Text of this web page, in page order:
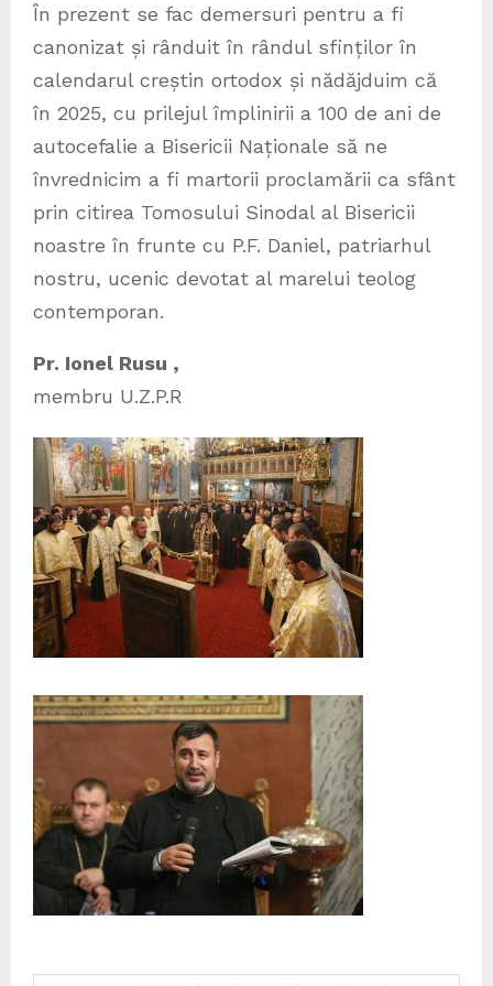
În prezent se fac demersuri pentru a fi
canonizat și rânduit în rândul sfinților în
calendarul creștin ortodox și nădăjduim că
în 2025, cu prilejul împlinirii a 100 de ani de
autocefalie a Bisericii Naționale să ne
învrednicim a fi martorii proclamării ca sfânt
prin citirea Tomosului Sinodal al Bisericii
noastre în frunte cu P.F. Daniel, patriarhul
nostru, ucenic devotat al marelui teolog
contemporan.
Pr. Ionel Rusu ,
membru U.Z.P.R